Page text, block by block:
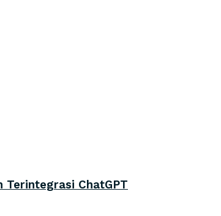
Terintegrasi ChatGPT